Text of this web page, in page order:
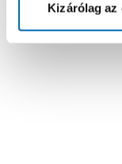
Kizárólag az